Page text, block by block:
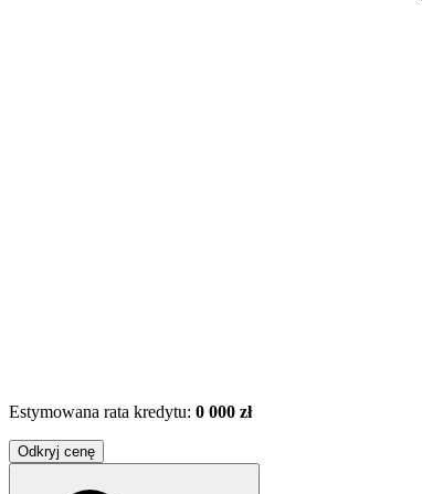
Estymowana rata kredytu: 0 000 zł
Odkryj cenę